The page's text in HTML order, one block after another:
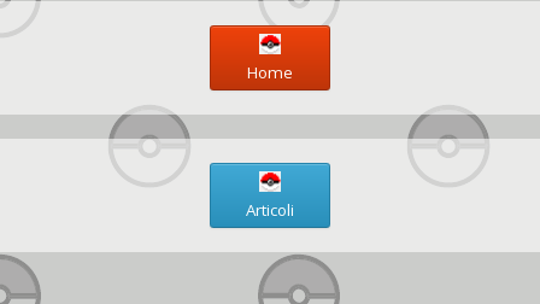
Home
Articoli